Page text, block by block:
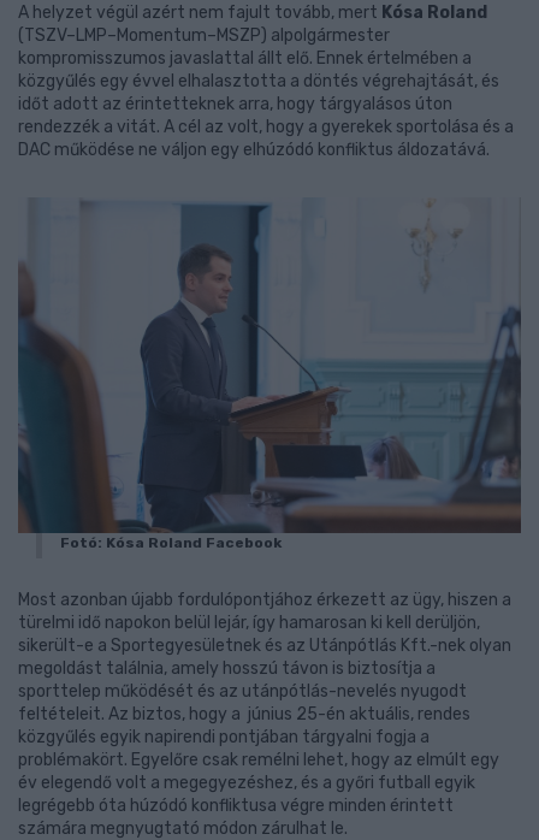
A helyzet végül azért nem fajult tovább, mert Kósa Roland
(TSZV–LMP–Momentum–MSZP) alpolgármester
kompromisszumos javaslattal állt elő. Ennek értelmében a
közgyűlés egy évvel elhalasztotta a döntés végrehajtását, és
időt adott az érintetteknek arra, hogy tárgyalásos úton
rendezzék a vitát. A cél az volt, hogy a gyerekek sportolása és a
DAC működése ne váljon egy elhúzódó konfliktus áldozatává.
Fotó: Kósa Roland Facebook
Most azonban újabb fordulópontjához érkezett az ügy, hiszen a
türelmi idő napokon belül lejár, így hamarosan ki kell derüljön,
sikerült-e a Sportegyesületnek és az Utánpótlás Kft.-nek olyan
megoldást találnia, amely hosszú távon is biztosítja a
sporttelep működését és az utánpótlás-nevelés nyugodt
feltételeit. Az biztos, hogy a június 25-én aktuális, rendes
közgyűlés egyik napirendi pontjában tárgyalni fogja a
problémakört. Egyelőre csak remélni lehet, hogy az elmúlt egy
év elegendő volt a megegyezéshez, és a győri futball egyik
legrégebb óta húzódó konfliktusa végre minden érintett
számára megnyugtató módon zárulhat le.